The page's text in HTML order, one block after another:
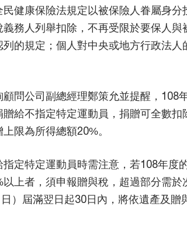
民健康保險法規定以被保險人眷屬身分
義務人列舉扣除，不再受限於要保人與
列的規定；個人對中央或地方行政法人
顧問公司副總經理鄭策允並提醒，108
贈給不指定特定運動員，捐贈可全數扣
限為所得總額20%。
定特定運動員時需注意，若108年度
以上者，須申報贈與稅，超過部分需於
日）屆滿翌日起30日內，將依遺產及贈